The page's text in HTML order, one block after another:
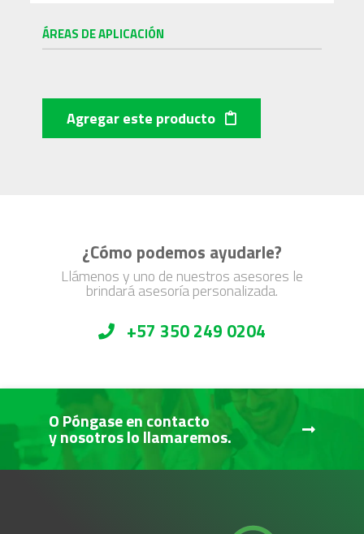
ÁREAS DE APLICACIÓN
Agregar este producto
¿Cómo podemos ayudarle?
Llámenos y uno de nuestros asesores le
brindará asesoría personalizada.
+57 350 249 0204
O Póngase en contacto
y nosotros lo llamaremos.